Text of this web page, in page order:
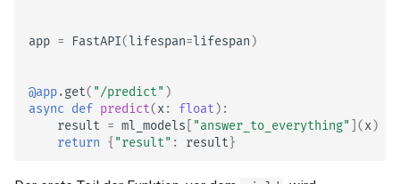
app = FastAPI(lifespan=lifespan )
@app.get( "/predict" )
async def predict(x: float ):
result = ml_models "answer_to_everything" ](x)
return { "result" : result }